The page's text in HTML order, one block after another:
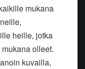
mukana
heille, jotka
olleet.
kuvailla,